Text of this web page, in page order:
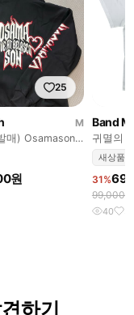
25
M
매) Osamason
드
원
Band
귀멸의
츠리 머
새상품
31%
99,000원
40 3
하기